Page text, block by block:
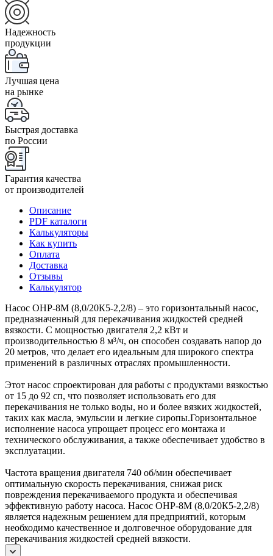
Надежность
продукции
Лучшая цена
на рынке
Быстрая доставка
по России
Гарантия качества
от производителей
Описание
PDF каталоги
Калькуляторы
Как купить
Оплата
Доставка
Отзывы
Калькулятор
Насос ОНР-8М (8,0/20К5-2,2/8) – это горизонтальный насос,
предназначенный для перекачивания жидкостей средней
вязкости. С мощностью двигателя 2,2 кВт и
производительностью 8 м³/ч, он способен создавать напор до
20 метров, что делает его идеальным для широкого спектра
применений в различных отраслях промышленности.
Этот насос спроектирован для работы с продуктами вязкостью
от 15 до 92 сп, что позволяет использовать его для
перекачивания не только воды, но и более вязких жидкостей,
таких как масла, эмульсии и легкие сиропы.Горизонтальное
исполнение насоса упрощает процесс его монтажа и
технического обслуживания, а также обеспечивает удобство в
эксплуатации.
Частота вращения двигателя 740 об/мин обеспечивает
оптимальную скорость перекачивания, снижая риск
повреждения перекачиваемого продукта и обеспечивая
эффективную работу насоса. Насос ОНР-8М (8,0/20К5-2,2/8)
является надежным решением для предприятий, которым
необходимо качественное и долговечное оборудование для
перекачивания жидкостей средней вязкости.